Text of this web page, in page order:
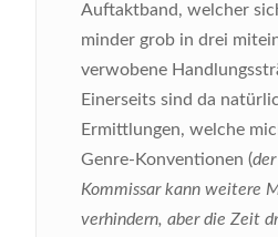
Auftaktband, welcher
minder grob in drei
verwobene
Einerseits sind da
Ermittlungen, welche
Genre-Konventionen (
Kommissar kann weitere
verhindern, aber die Zeit